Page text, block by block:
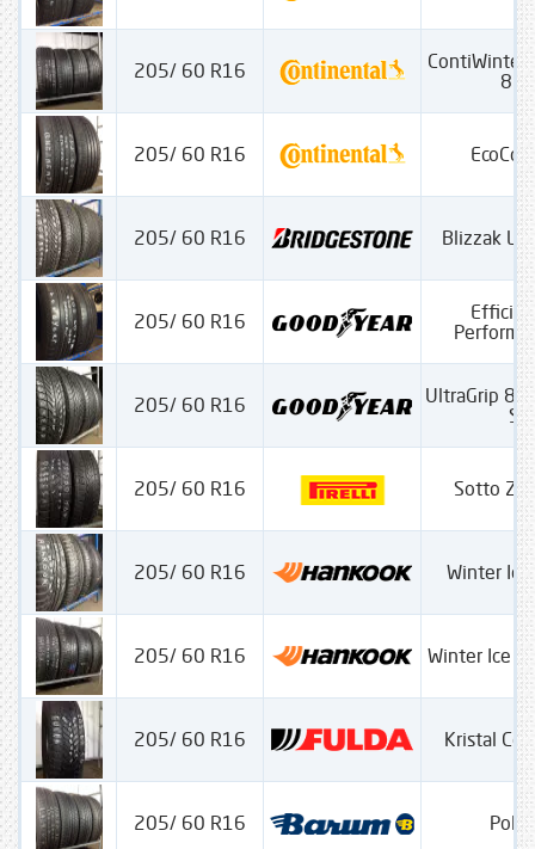
205/ 60 R16
205/ 60 R16
205/ 60 R16 Blizzak
205/ 60 R16
205/ 60 R16
UltraGrip 8
205/ 60 R16 Sotto
205/ 60 R16 Winter
205/ 60 R16 Winter Ice
205/ 60 R16 Kristal
205/ 60 R16